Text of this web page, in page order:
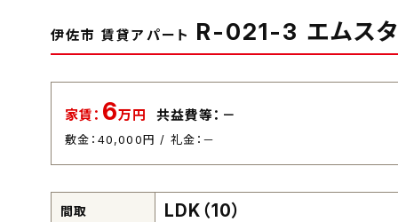
伊佐市 賃貸アパート R-021-3 エムスタ
家賃： 6万円 共益費等：－
敷金：40,000円 / 礼金：－
間取 LDK（10）